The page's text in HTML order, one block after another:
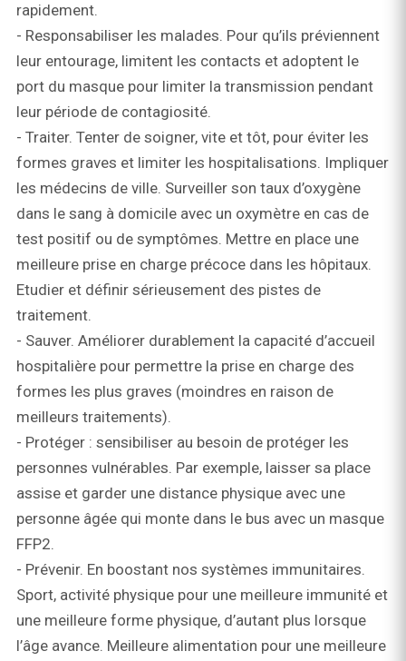
rapidement.
- Responsabiliser les malades. Pour qu’ils préviennent
leur entourage, limitent les contacts et adoptent le
port du masque pour limiter la transmission pendant
leur période de contagiosité.
- Traiter. Tenter de soigner, vite et tôt, pour éviter les
formes graves et limiter les hospitalisations. Impliquer
les médecins de ville. Surveiller son taux d’oxygène
dans le sang à domicile avec un oxymètre en cas de
test positif ou de symptômes. Mettre en place une
meilleure prise en charge précoce dans les hôpitaux.
Etudier et définir sérieusement des pistes de
traitement.
- Sauver. Améliorer durablement la capacité d’accueil
hospitalière pour permettre la prise en charge des
formes les plus graves (moindres en raison de
meilleurs traitements).
- Protéger : sensibiliser au besoin de protéger les
personnes vulnérables. Par exemple, laisser sa place
assise et garder une distance physique avec une
personne âgée qui monte dans le bus avec un masque
FFP2.
- Prévenir. En boostant nos systèmes immunitaires.
Sport, activité physique pour une meilleure immunité et
une meilleure forme physique, d’autant plus lorsque
l’âge avance. Meilleure alimentation pour une meilleure